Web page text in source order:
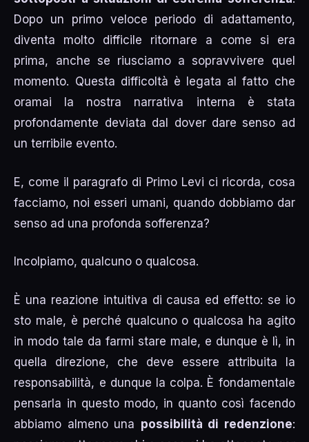
Dopo un primo veloce periodo di adattamento,
diventa molto difficile ritornare a come si era
prima, anche se riusciamo a sopravvivere quel
momento. Questa difficoltà è legata al fatto che
oramai la nostra narrativa interna è stata
profondamente deviata dal dover dare senso ad
un terribile evento.
E, come il paragrafo di Primo Levi ci ricorda, cosa
facciamo, noi esseri umani, quando dobbiamo dar
senso ad una profonda sofferenza?
Incolpiamo, qualcuno o qualcosa.
È una reazione intuitiva di causa ed effetto: se io
sto male, è perché qualcuno o qualcosa ha agito
in modo tale da farmi stare male, e dunque è lì, in
quella direzione, che deve essere attribuita la
responsabilità, e dunque la colpa. È fondamentale
pensarla in questo modo, in quanto così facendo
abbiamo almeno una possibilità di redenzione: